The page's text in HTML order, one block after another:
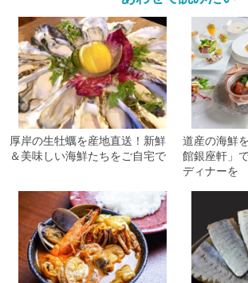
厚岸の生牡蠣を産地直送！新鮮
＆美味しい海鮮たちをご自宅で
道産の海鮮
館銀座軒」
ディナーを